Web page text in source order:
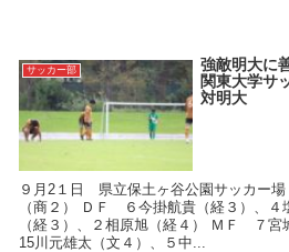
サッカー部
強敵明大に
関東大学サ
対明大
９月2１日 県立保土ヶ谷公園サッカー
（商２） ＤＦ ６今掛航貴（経３）、４
（経３）、２相原旭（経４） ＭＦ ７
15川元雄太（文４）、５中...